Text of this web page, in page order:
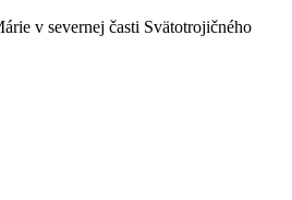
v severnej časti Svätotrojičného